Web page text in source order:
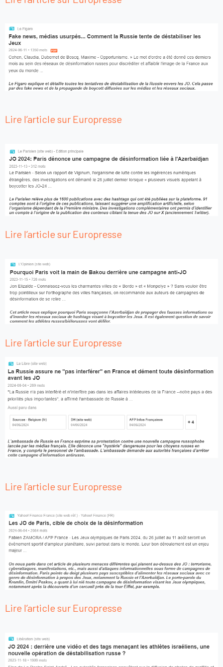
Lire l’article sur Europresse
Lire l’article sur Europresse
Lire l’article sur Europresse
Lire l’article sur Europresse
Lire l’article sur Europresse